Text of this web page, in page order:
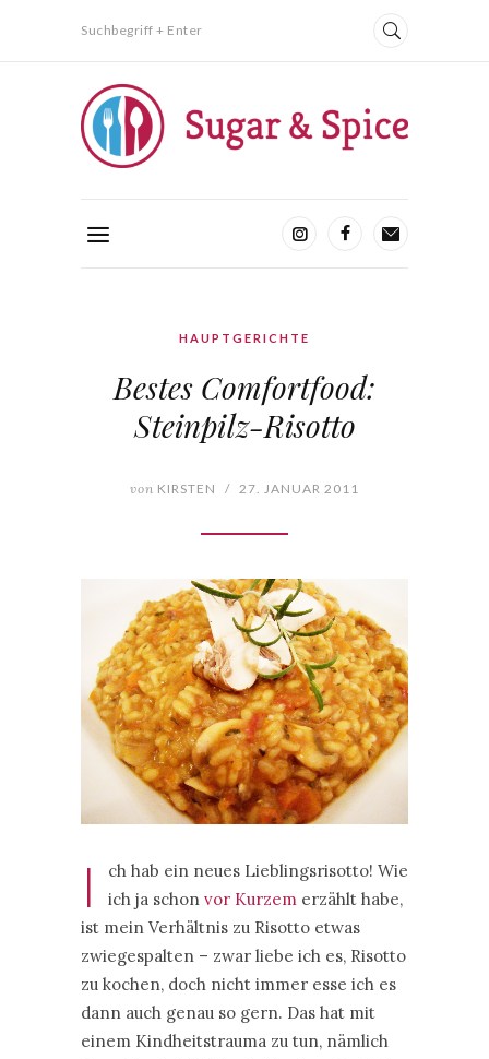
Suchbegriff + Enter
HAUPTGERICHTE
Bestes Comfortfood:
Steinpilz-Risotto
von KIRSTEN / 27. JANUAR 2011
I
ch hab ein neues Lieblingsrisotto! Wie
ich ja schon vor Kurzem erzählt habe,
ist mein Verhältnis zu Risotto etwas
zwiegespalten – zwar liebe ich es, Risotto
zu kochen, doch nicht immer esse ich es
dann auch genau so gern. Das hat mit
einem Kindheitstrauma zu tun, nämlich